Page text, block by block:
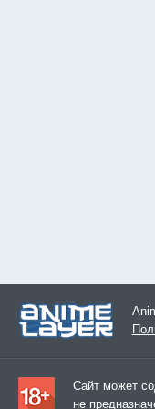
Сайт может
не